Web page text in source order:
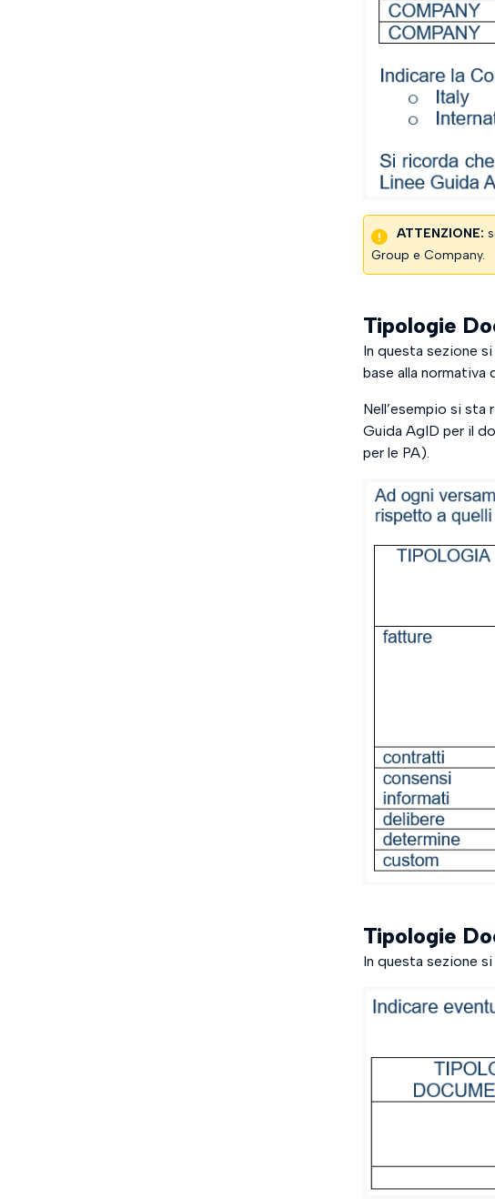
ATTENZIONE:
Group e Company.
Tipologie
In questa sezione
base alla
Nell’esempio si
Guida AgID per il
per le PA).
Tipologie
In questa sezione